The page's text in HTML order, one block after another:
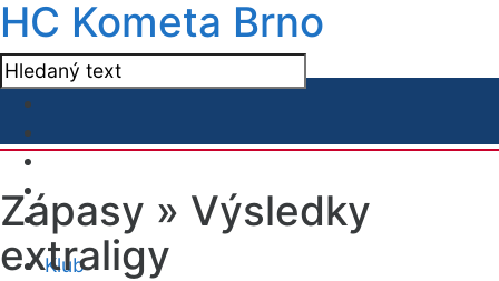
HC Kometa Brno
Klub
Zápasy » Výsledky
extraligy